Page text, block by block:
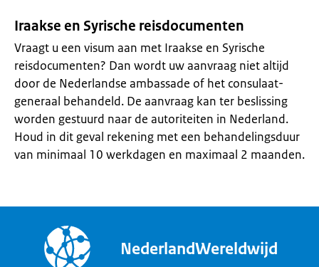
Iraakse en Syrische reisdocumenten
Vraagt u een visum aan met Iraakse en Syrische
reisdocumenten? Dan wordt uw aanvraag niet altijd
door de Nederlandse ambassade of het consulaat-
generaal behandeld. De aanvraag kan ter beslissing
worden gestuurd naar de autoriteiten in Nederland.
Houd in dit geval rekening met een behandelingsduur
van minimaal 10 werkdagen en maximaal 2 maanden.
NederlandWereldwijd